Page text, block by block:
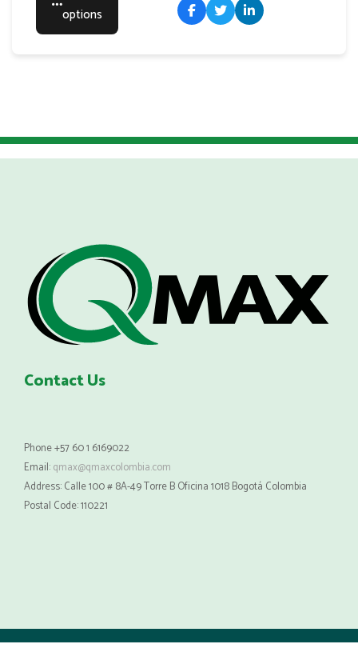
options
Contact Us
Phone +57 60 1 6169022
Email:qmax@qmaxcolombia.com
Address: Calle 100 # 8A-49 Torre B Oficina 1018 Bogotá Colombia
Postal Code: 110221